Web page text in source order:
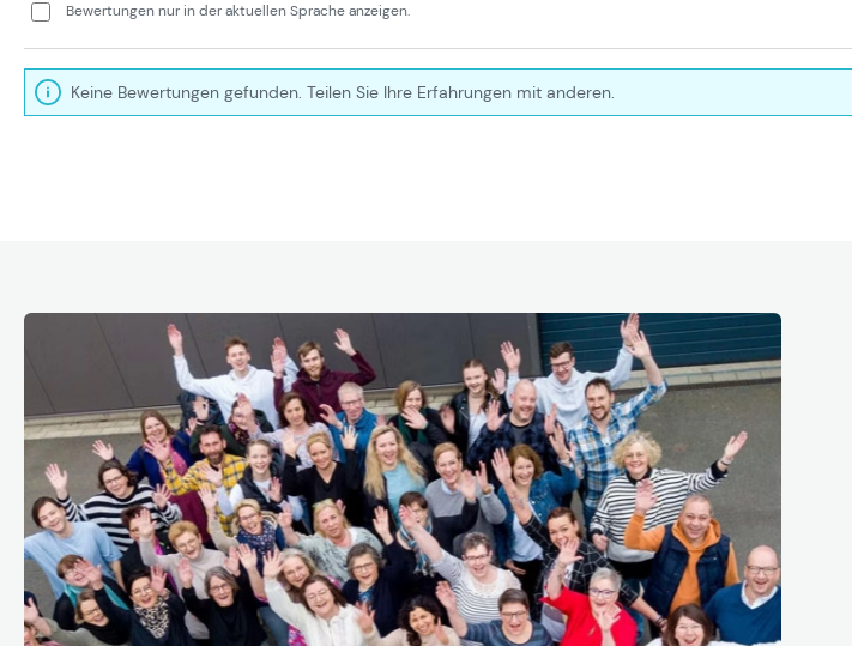
Bewertungen nur in der aktuellen Sprache anzeigen.
Keine Bewertungen gefunden. Teilen Sie Ihre Erfahrungen mit anderen.